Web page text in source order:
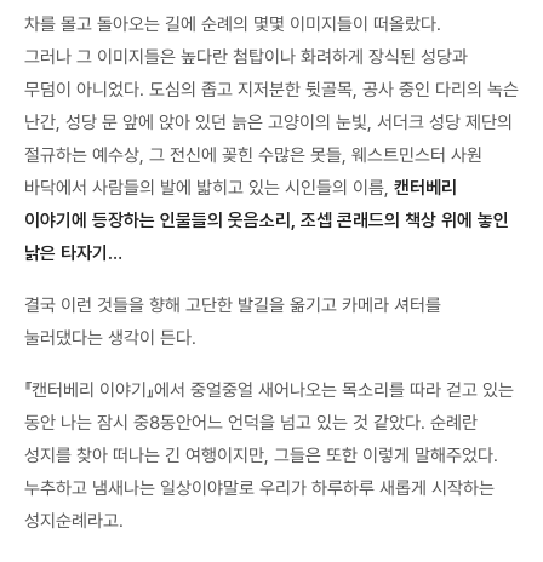
차를 몰고 돌아오는 길에 순례의 몇몇 이미지들이 떠올랐다.
그러나 그 이미지들은 높다란 첨탑이나 화려하게 장식된 성당과
무덤이 아니었다. 도심의 좁고 지저분한 뒷골목, 공사 중인 다리의 녹슨
난간, 성당 문 앞에 앉아 있던 늙은 고양이의 눈빛, 서더크 성당 제단의
절규하는 예수상, 그 전신에 꽂힌 수많은 못들, 웨스트민스터 사원
바닥에서 사람들의 발에 밟히고 있는 시인들의 이름, 캔터베리
이야기에 등장하는 인물들의 웃음소리, 조셉 콘래드의 책상 위에 놓인
낡은 타자기…
결국 이런 것들을 향해 고단한 발길을 옮기고 카메라 셔터를
눌러댔다는 생각이 든다.
『캔터베리 이야기』에서 중얼중얼 새어나오는 목소리를 따라 걷고 있는
동안 나는 잠시 중8동안어느 언덕을 넘고 있는 것 같았다. 순례란
성지를 찾아 떠나는 긴 여행이지만, 그들은 또한 이렇게 말해주었다.
누추하고 냄새나는 일상이야말로 우리가 하루하루 새롭게 시작하는
성지순례라고.